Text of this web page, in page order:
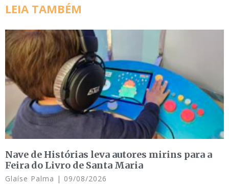
LEIA TAMBÉM
Nave de Histórias leva autores mirins para a
Feira do Livro de Santa Maria
Glaíse Palma 09/08/2026